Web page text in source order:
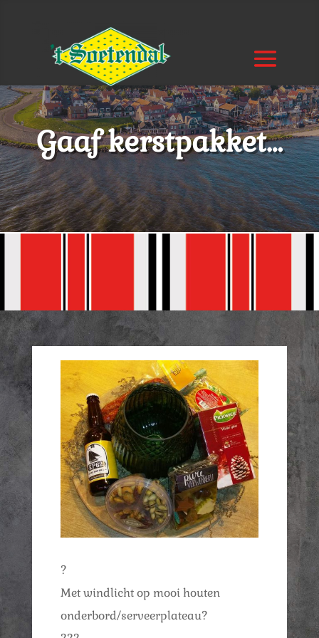
Gaaf kerstpakket…
?
Met windlicht op mooi houten
onderbord/serveerplateau?